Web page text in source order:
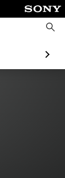
検
索